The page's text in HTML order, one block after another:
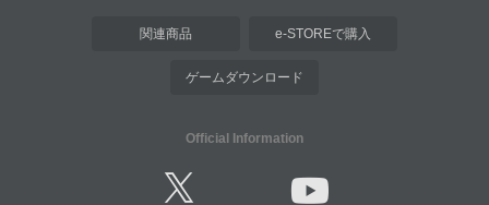
関連商品 e-STOREで購入
ゲームダウンロード
Official Information